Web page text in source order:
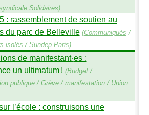
Solidaires)
: rassemblement de soutien au
du parc de Belleville (Communiqués /
isolés / SundepParis)
de manifestant·es :
un ultimatum ! (Budget/
publique/ Grève/ manifestation/ Union
l’école : construisons une